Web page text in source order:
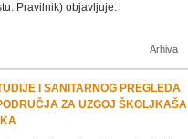
Pravilnik) objavljuje:
Arhiva
I SANITARNOG PREGLEDA
ZA UZGOJ ŠKOLJKAŠA I